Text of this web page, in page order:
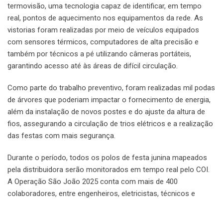
termovisão, uma tecnologia capaz de identificar, em tempo
real, pontos de aquecimento nos equipamentos da rede. As
vistorias foram realizadas por meio de veículos equipados
com sensores térmicos, computadores de alta precisão e
também por técnicos a pé utilizando câmeras portáteis,
garantindo acesso até às áreas de difícil circulação.
Como parte do trabalho preventivo, foram realizadas mil podas
de árvores que poderiam impactar o fornecimento de energia,
além da instalação de novos postes e do ajuste da altura de
fios, assegurando a circulação de trios elétricos e a realização
das festas com mais segurança.
Durante o período, todos os polos de festa junina mapeados
pela distribuidora serão monitorados em tempo real pelo COI.
A Operação São João 2025 conta com mais de 400
colaboradores, entre engenheiros, eletricistas, técnicos e